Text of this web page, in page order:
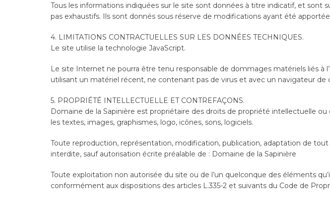
Tous les informations indiquées sur le site sont données à titre indicatif, et sont
pas exhaustifs. Ils sont donnés sous réserve de modifications ayant été
4. LIMITATIONS CONTRACTUELLES SUR LES DONNÉES TECHNIQUES.
Le site utilise la technologie JavaScript.
Le site Internet ne pourra être tenu responsable de dommages matériels liés à
utilisant un matériel récent, ne contenant pas de virus et avec un navigateur de
5. PROPRIÉTÉ INTELLECTUELLE ET CONTREFAÇONS.
Domaine de la Sapinière est propriétaire des droits de propriété intellectuelle
les textes, images, graphismes, logo, icônes, sons, logiciels.
Toute reproduction, représentation, modification, publication, adaptation de
interdite, sauf autorisation écrite préalable de : Domaine de la Sapinière
Toute exploitation non autorisée du site ou de l’un quelconque des éléments
conformément aux dispositions des articles L.335-2 et suivants du Code de